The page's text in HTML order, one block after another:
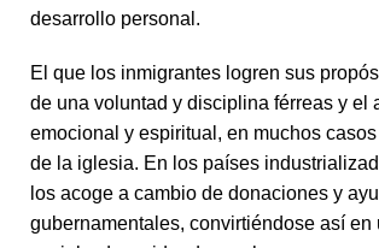
desarrollo personal.
El que los inmigrantes logren sus
de una voluntad y disciplina férreas y el
emocional y espiritual, en muchos
de la iglesia. En los países
los acoge a cambio de donaciones y
gubernamentales, convirtiéndose así en